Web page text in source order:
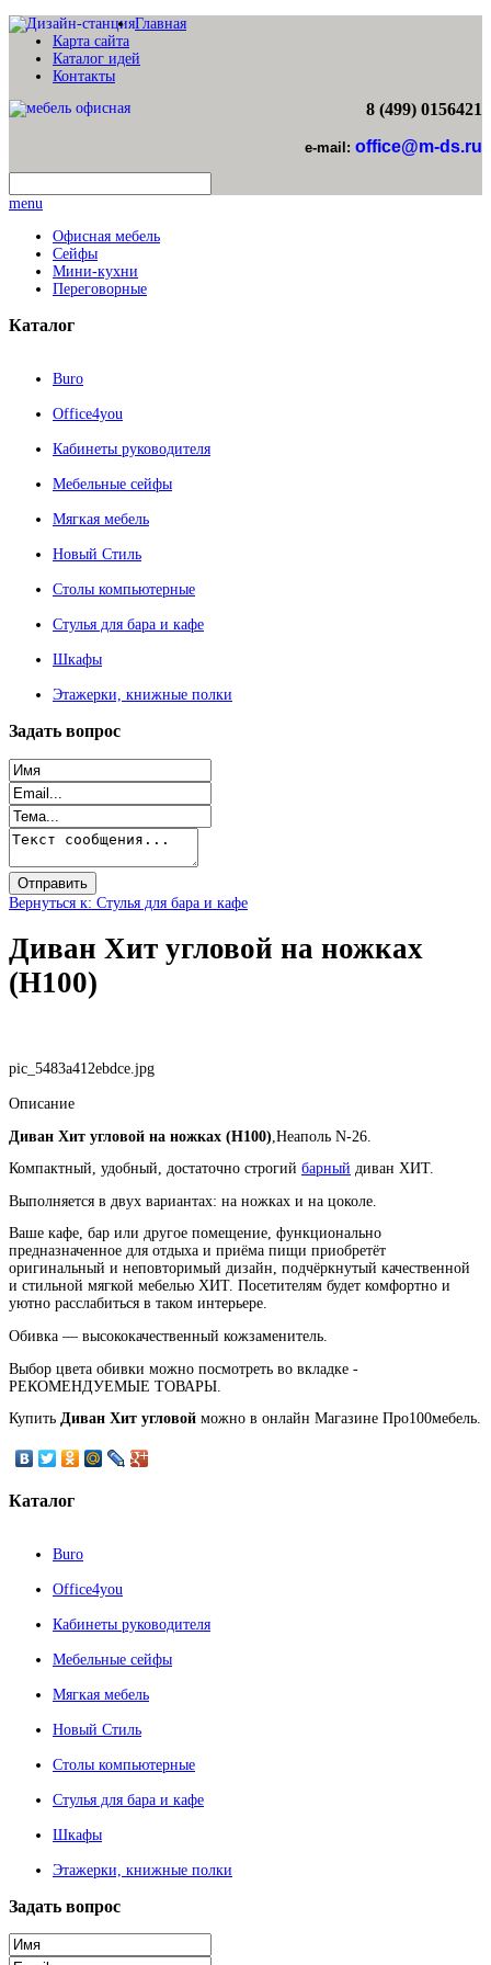
Главная
Карта сайта
Каталог идей
Контакты
8 (499) 0156421
e-mail: office@m-ds.ru
menu
Офисная мебель
Сейфы
Мини-кухни
Переговорные
Каталог
Buro
Office4you
Кабинеты руководителя
Мебельные сейфы
Мягкая мебель
Новый Стиль
Столы компьютерные
Стулья для бара и кафе
Шкафы
Этажерки, книжные полки
Задать вопрос
Вернуться к: Стулья для бара и кафе
Диван Хит угловой на ножках
(Н100)
pic_5483a412ebdce.jpg
Описание
Диван Хит угловой на ножках (Н100) ,Неаполь N-26.
Компактный, удобный, достаточно строгий барный диван ХИТ.
Выполняется в двух вариантах: на ножках и на цоколе.
Ваше кафе, бар или другое помещение, функционально
предназначенное для отдыха и приёма пищи приобретёт
оригинальный и неповторимый дизайн, подчёркнутый качественной
и стильной мягкой мебелью ХИТ. Посетителям будет комфортно и
уютно расслабиться в таком интерьере.
Обивка — высококачественный кожзаменитель.
Выбор цвета обивки можно посмотреть во вкладке -
РЕКОМЕНДУЕМЫЕ ТОВАРЫ.
Купить Диван Хит угловой можно в онлайн Магазине Про100мебель.
Каталог
Buro
Office4you
Кабинеты руководителя
Мебельные сейфы
Мягкая мебель
Новый Стиль
Столы компьютерные
Стулья для бара и кафе
Шкафы
Этажерки, книжные полки
Задать вопрос